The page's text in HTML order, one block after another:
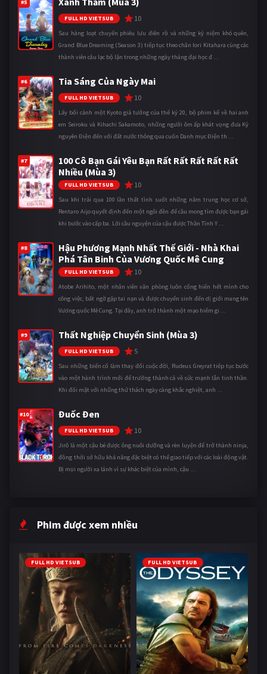
#5
FULL HD VIETSUB 10
Sau hàng loạt chuyến phiêu lưu điên rồ và những kỷ niệm khó quên,
Grand Blue Dreaming (Season 3) tiếp tục theo chân Iori Kitahara cùng các
thành viên câu lạc bộ lặn trong những ngày tháng đại học đ ...
#6 Tia Sáng Của Ngày Mai
FULL HD VIETSUB 10
Lấy bối cảnh một Kyoto giả tưởng của thế kỷ 20, bộ phim kể về hai anh
em Seiroku và Kihachi Sakamoto, những người ôm ấp khát vọng đưa Kỷ
nguyên Điện đến với đất nước thông qua cuốn Danh mục Điện th ...
#7
100 Cô Bạn Gái Yêu Bạn Rất Rất Rất Rất Rất
Nhiều (Mùa 3)
FULL HD VIETSUB 10
Sau khi trải qua 100 lần thất tình suốt những năm trung học cơ sở,
Rentaro Aijo quyết định đến một ngôi đền để cầu mong tìm được bạn gái
khi bước vào cấp ba. Lời cầu nguyện của cậu được Thần Tình Y ...
#8
Hậu Phương Mạnh Nhất Thế Giới - Nhà Khai
Phá Tân Binh Của Vương Quốc Mê Cung
FULL HD VIETSUB 10
Atobe Arihito, một nhân viên văn phòng luôn cống hiến hết mình cho
công việc, bất ngờ gặp tai nạn và được chuyển sinh đến dị giới mang tên
Vương quốc Mê Cung. Tại đây, anh trở thành một mạo hiểm gi ...
#9 Thất Nghiệp Chuyển Sinh (Mùa 3)
FULL HD VIETSUB 5
Sau những biến cố làm thay đổi cuộc đời, Rudeus Greyrat tiếp tục bước
vào một hành trình mới để trưởng thành cả về sức mạnh lẫn tinh thần.
Khi đối mặt với những thử thách ngày càng khắc nghiệt, anh ...
#10 Đuốc Đen
FULL HD VIETSUB 10
Jirô là một cậu bé được ông nuôi dưỡng và rèn luyện để trở thành ninja,
đồng thời sở hữu khả năng đặc biệt có thể giao tiếp với các loài động vật.
Bị mọi người xa lánh vì sự khác biệt của mình, cậu ...
Phim được xem nhiều
FULL HD VIETSUB FULL HD VIETSUB